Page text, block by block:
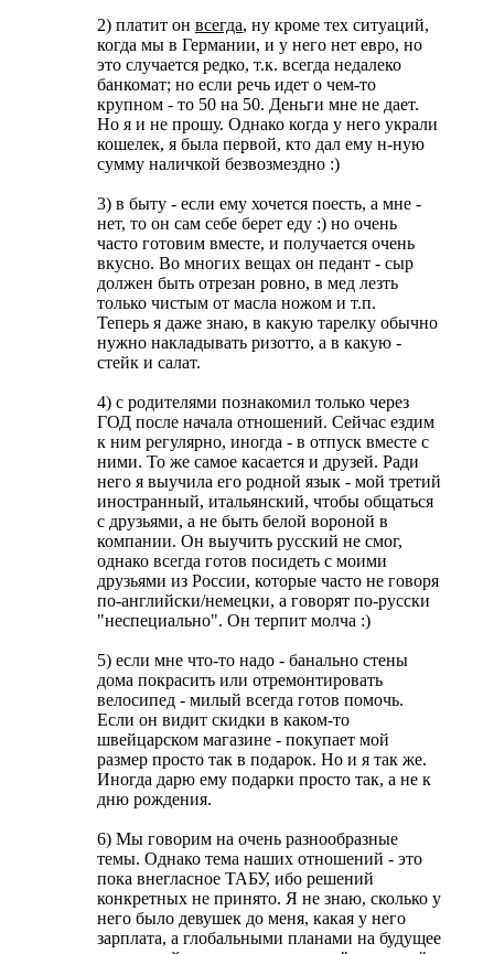
2) платит он всегда, ну кроме тех ситуаций,
когда мы в Германии, и у него нет евро, но
это случается редко, т.к. всегда недалеко
банкомат; но если речь идет о чем-то
крупном - то 50 на 50. Деньги мне не дает.
Но я и не прошу. Однако когда у него украли
кошелек, я была первой, кто дал ему н-ную
сумму наличкой безвозмездно :)
3) в быту - если ему хочется поесть, а мне -
нет, то он сам себе берет еду :) но очень
часто готовим вместе, и получается очень
вкусно. Во многих вещах он педант - сыр
должен быть отрезан ровно, в мед лезть
только чистым от масла ножом и т.п.
Теперь я даже знаю, в какую тарелку обычно
нужно накладывать ризотто, а в какую -
стейк и салат.
4) с родителями познакомил только через
ГОД после начала отношений. Сейчас ездим
к ним регулярно, иногда - в отпуск вместе с
ними. То же самое касается и друзей. Ради
него я выучила его родной язык - мой третий
иностранный, итальянский, чтобы общаться
с друзьями, а не быть белой вороной в
компании. Он выучить русский не смог,
однако всегда готов посидеть с моими
друзьями из России, которые часто не говоря
по-английски/немецки, а говорят по-русски
"неспециально". Он терпит молча :)
5) если мне что-то надо - банально стены
дома покрасить или отремонтировать
велосипед - милый всегда готов помочь.
Если он видит скидки в каком-то
швейцарском магазине - покупает мой
размер просто так в подарок. Но и я так же.
Иногда дарю ему подарки просто так, а не к
дню рождения.
6) Мы говорим на очень разнообразные
темы. Однако тема наших отношений - это
пока внегласное ТАБУ, ибо решений
конкретных не принято. Я не знаю, сколько у
него было девушек до меня, какая у него
зарплата, а глобальными планами на будущее